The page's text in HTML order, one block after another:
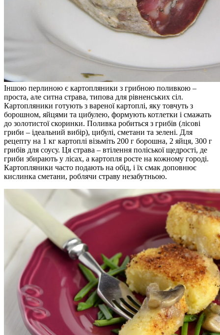
Іншою перлиною є картопляники з грибною поливкою –
проста, але ситна страва, типова для рівненських сіл.
Картопляники готують з вареної картоплі, яку товчуть з
борошном, яйцями та цибулею, формують котлетки і смажать
до золотистої скоринки. Поливка робиться з грибів (лісові
гриби – ідеальний вибір), цибулі, сметани та зелені. Для
рецепту на 1 кг картоплі візьміть 200 г борошна, 2 яйця, 300 г
грибів для соусу. Ця страва – втілення поліської щедрості, де
гриби збирають у лісах, а картопля росте на кожному городі.
Картопляники часто подають на обід, і їх смак доповнює
кислинка сметани, роблячи страву незабутньою.